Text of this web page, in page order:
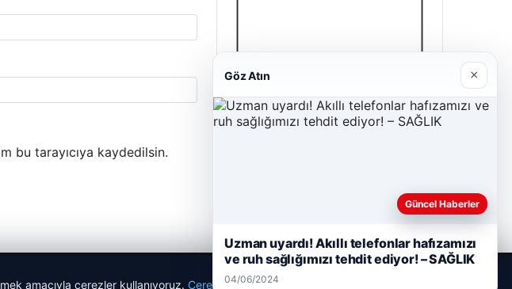
bu tarayıcıya kaydedilsin.
03/05/2026
amacıyla çerezler kullanıyoruz. Çerez Politikamız
Göz Atın ×
Güncel Haberler
Uzman uyardı! Akıllı telefonlar hafızamızı
ve ruh sağlığımızı tehdit ediyor! – SAĞLIK
04/06/2024